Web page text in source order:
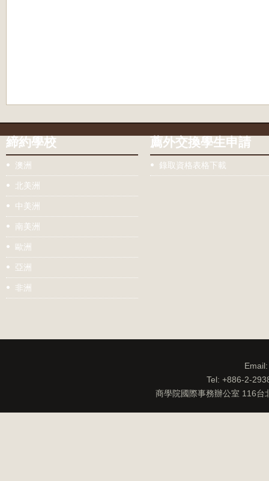
締約學校
澳洲
北美洲
中美洲
南美洲
歐洲
亞洲
非洲
薦外交換學生申請
錄取資格表格下載
Tel: +886-2-
商學院國際事務辦公室 116台